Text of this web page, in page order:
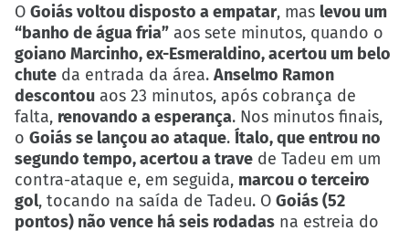
O Goiás voltou disposto a empatar, mas levou um
“banho de água fria” aos sete minutos, quando o
goiano Marcinho, ex-Esmeraldino, acertou um belo
chute da entrada da área. Anselmo Ramon
descontou aos 23 minutos, após cobrança de
falta, renovando a esperança. Nos minutos finais,
o Goiás se lançou ao ataque. Ítalo, que entrou no
segundo tempo, acertou a trave de Tadeu em um
contra-ataque e, em seguida, marcou o terceiro
gol, tocando na saída de Tadeu. O Goiás (52
pontos) não vence há seis rodadas na estreia do